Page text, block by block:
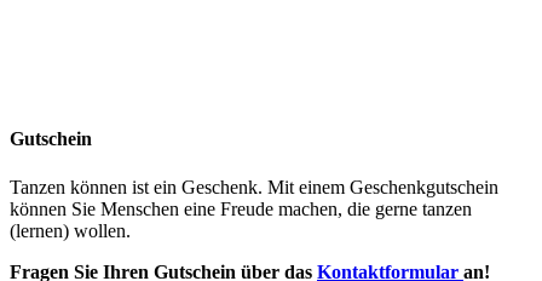
Gutschein
Tanzen können ist ein Geschenk. Mit einem Geschenkgutschein
können Sie Menschen eine Freude machen, die gerne tanzen
(lernen) wollen.
Fragen Sie Ihren Gutschein über das Kontaktformular an!